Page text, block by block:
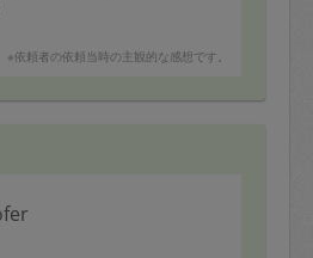
※依頼者の依頼当時の主観的な感想です。